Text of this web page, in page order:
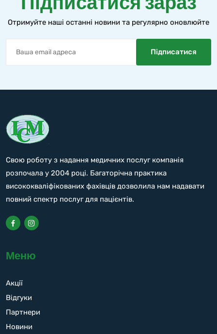
Отримуйте наші останні новини та регулярно оновлюйте
Свою роботу з надання медичних послуг компанія
розпочала у 2004 році. Багаторічна практика
висококваліфікованих фахівців дозволила нам надавати
повний спектр послуг для пацієнтів.
Меню
Акції
Відгуки
Партнери
Новини